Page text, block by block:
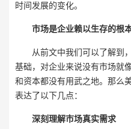
时间发展的变化。
市场是企业赖以生存的根
从前文中我们可以了解到
基础，对企业来说没有市场就
和资本都没有用武之地。那么
表达了以下几点：
深刻理解市场真实需求